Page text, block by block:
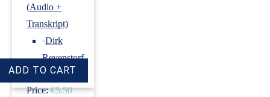
(Audio +
Transkript)
›Dirk
Revenstorf
Price: €5.50